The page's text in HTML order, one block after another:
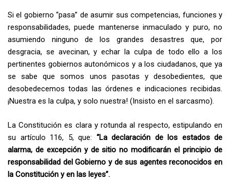
Si el gobierno “pasa” de asumir sus competencias, funciones y
responsabilidades, puede mantenerse inmaculado y puro, no
asumiendo ninguno de los grandes desastres que, por
desgracia, se avecinan, y echar la culpa de todo ello a los
pertinentes gobiernos autonómicos y a los ciudadanos, que ya
se sabe que somos unos pasotas y desobedientes, que
desobedecemos todas las órdenes e indicaciones recibidas.
¡Nuestra es la culpa, y solo nuestra! (Insisto en el sarcasmo).
La Constitución es clara y rotunda al respecto, estipulando en
su artículo 116, 5, que: “La declaración de los estados de
alarma, de excepción y de sitio no modificarán el principio de
responsabilidad del Gobierno y de sus agentes reconocidos en
la Constitución y en las leyes”.